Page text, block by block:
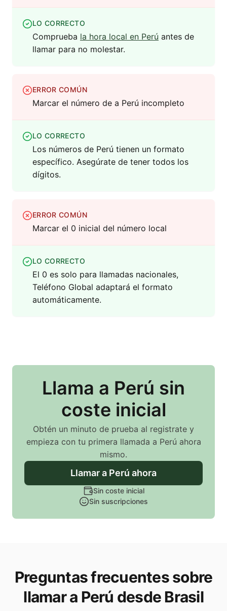
LO CORRECTO
Comprueba la hora local en Perú antes de
llamar para no molestar.
ERROR COMÚN
Marcar el número de a Perú incompleto
LO CORRECTO
Los números de Perú tienen un formato
específico. Asegúrate de tener todos los
dígitos.
ERROR COMÚN
Marcar el 0 inicial del número local
LO CORRECTO
El 0 es solo para llamadas nacionales,
Teléfono Global adaptará el formato
automáticamente.
Llama a Perú sin
coste inicial
Obtén un minuto de prueba al registrate y
empieza con tu primera llamada a Perú ahora
mismo.
Llamara Perú ahora
Sin coste inicial
Sin suscripciones
Preguntas frecuentes sobre
llamar a Perú desde Brasil